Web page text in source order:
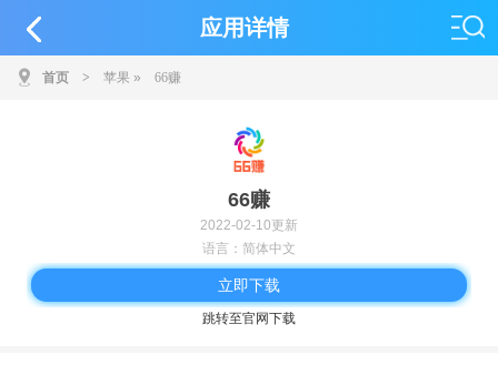
应用详情
首页 > 苹果 » 66赚
66赚
2022-02-10更新
语言：简体中文
立即下载
跳转至官网下载